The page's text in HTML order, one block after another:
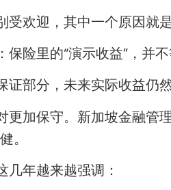
欢迎，其中一个原因就
险里的“演示收益”，并不
部分，未来实际收益仍
更加保守。新加坡金融管
。
年越来越强调：